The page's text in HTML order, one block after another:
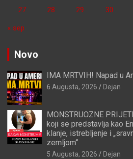
27 28 29 30
« sep
Novo
IMA MRTVIH! Napad u
6 Augusta, 2026 Dejan
MONSTRUOZNE
koji se predstavlja kao
klanje, istrebljenje i
zemljom“
5 Augusta, 2026 Dejan